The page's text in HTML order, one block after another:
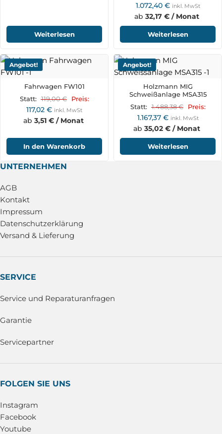
Weiterlesen
1.072,40 € inkl. MwSt
ab 32,17 € / Monat
Weiterlesen
Angebot!
Fahrwagen FW101
Statt: 119,00€ Preis:
117,02 € inkl. MwSt
ab 3,51 € / Monat
In den Warenkorb
Angebot!
Holzmann MIG
Schweißanlage MSA315
Statt: 1.488,38€ Preis:
1.167,37 € inkl. MwSt
ab 35,02 € / Monat
Weiterlesen
UNTERNEHMEN
AGB
Kontakt
Impressum
Datenschutzerklärung
Versand & Lieferung
SERVICE
Service und Reparaturanfragen
Garantie
Servicepartner
FOLGEN SIE UNS
Instagram
Facebook
Youtube